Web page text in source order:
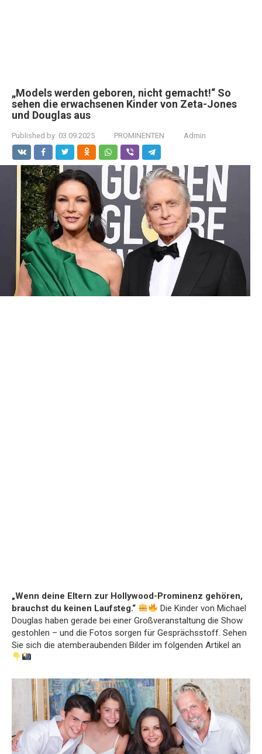
„Models werden geboren, nicht gemacht!“ So
sehen die erwachsenen Kinder von Zeta-Jones
und Douglas aus
Published by: 03.09.2025 PROMINENTEN Admin
„Wenn deine Eltern zur Hollywood-Prominenz gehören,
brauchst du keinen Laufsteg.“
Die Kinder von Michael
Douglas haben gerade bei einer Großveranstaltung die Show
gestohlen – und die Fotos sorgen für Gesprächsstoff. Sehen
Sie sich die atemberaubenden Bilder im folgenden Artikel an